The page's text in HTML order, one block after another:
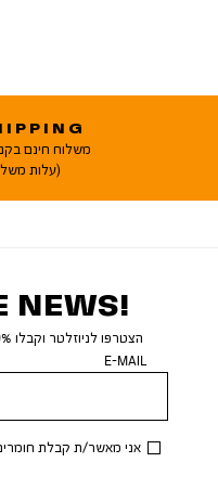
משלוח חינם בקניה
(עלות משלוח 25
NEWS!
הצטרפו לניוזלטר וקבלו 10% הנחה לקנייה ראשונה באתר
E-MAIL
אני מאשר/ת קבלת חומרים